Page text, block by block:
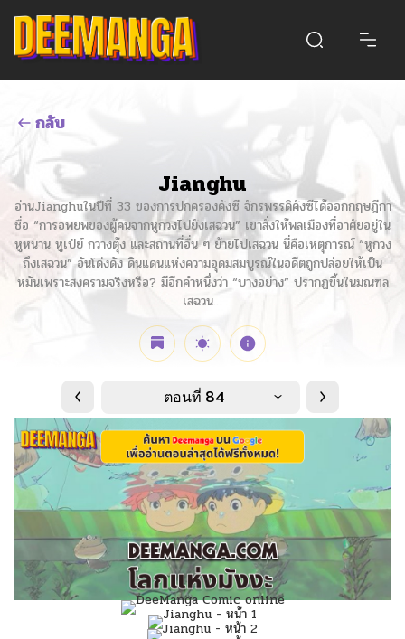
กลับ
Jianghu
อ่านJianghuในปีที่ 33 ของการปกครองคังซี จักรพรรดิคังซีได้ออกกฤษฎีกา
ชื่อ “การอพยพของผู้คนจากหูกวงไปยังเสฉวน” เขาสั่งให้พลเมืองที่อาศัยอยู่ใน
หูหนาน หูเป่ย์ กวางตุ้ง และสถานที่อื่น ๆ ย้ายไปเสฉวน นี่คือเหตุการณ์ “หูกวง
ถึงเสฉวน” อันโด่งดัง ดินแดนแห่งความอุดมสมบูรณ์ในอดีตถูกปล่อยให้เป็น
หมันเพราะสงครามจริงหรือ? มีอีกคำหนึ่งว่า “บางอย่าง” ปรากฏขึ้นในมณฑล
เสฉวน…
ตอนที่ 84